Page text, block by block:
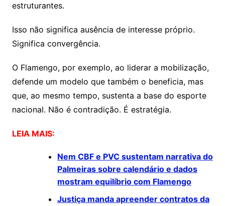
estruturantes.
Isso não significa ausência de interesse próprio.
Significa convergência.
O Flamengo, por exemplo, ao liderar a mobilização,
defende um modelo que também o beneficia, mas
que, ao mesmo tempo, sustenta a base do esporte
nacional. Não é contradição. É estratégia.
LEIA MAIS:
Nem CBF e PVC sustentam narrativa do
Palmeiras sobre calendário e dados
mostram equilíbrio com Flamengo
Justiça manda apreender contratos da